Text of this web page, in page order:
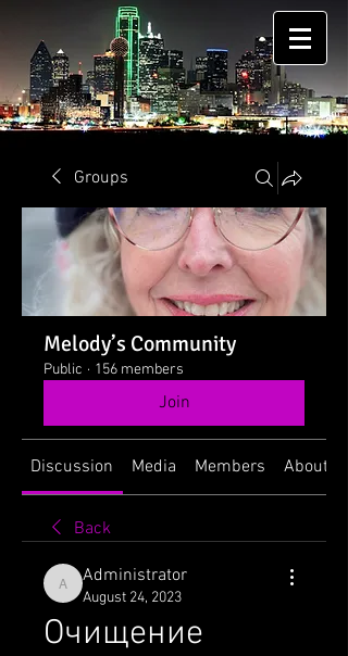
Groups
Melody’s Community
Public · 156 members
Join
Discussion Media Members About
Back
Administrator
Administrator
August 24, 2023
Очищение